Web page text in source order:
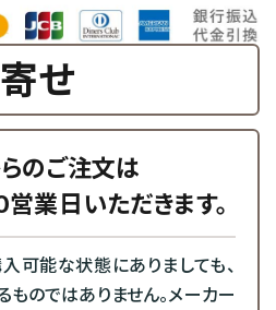
せ
のご注文は
業日いただきます。
可能な状態にありましても、
のではありません。メーカー